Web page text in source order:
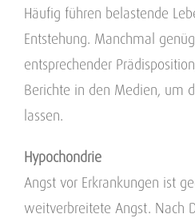
Häufig führen belastende
Entstehung. Manchmal
entsprechender
Berichte in den Medien, um
lassen.
Hypochondrie
Angst vor Erkrankungen ist
weitverbreitete Angst. Nach